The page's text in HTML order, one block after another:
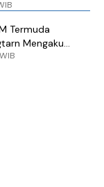
Termuda
Mengaku